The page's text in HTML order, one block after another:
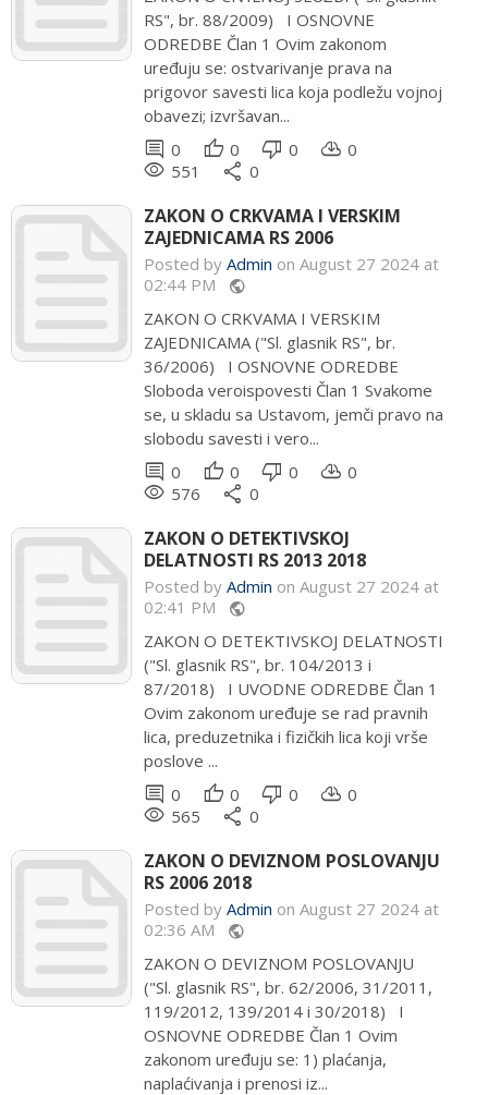
RS", br. 88/2009) I OSNOVNE
ODREDBE Član 1 Ovim zakonom
uređuju se: ostvarivanje prava na
prigovor savesti lica koja podležu vojnoj
obavezi; izvršavan...
comment 0 thumb_up 0 thumb_down 0 cloud_download 0
remove_red_eye 551 share 0
ZAKON O CRKVAMA I VERSKIM
ZAJEDNICAMA RS 2006
Posted by Admin on August 27 2024 at
02:44 PM public
ZAKON O CRKVAMA I VERSKIM
ZAJEDNICAMA ("Sl. glasnik RS", br.
36/2006) I OSNOVNE ODREDBE
Sloboda veroispovesti Član 1 Svakome
se, u skladu sa Ustavom, jemči pravo na
slobodu savesti i vero...
comment 0 thumb_up 0 thumb_down 0 cloud_download 0
remove_red_eye 576 share 0
ZAKON O DETEKTIVSKOJ
DELATNOSTI RS 2013 2018
Posted by Admin on August 27 2024 at
02:41 PM public
ZAKON O DETEKTIVSKOJ DELATNOSTI
("Sl. glasnik RS", br. 104/2013 i
87/2018) I UVODNE ODREDBE Član 1
Ovim zakonom uređuje se rad pravnih
lica, preduzetnika i fizičkih lica koji vrše
poslove ...
comment 0 thumb_up 0 thumb_down 0 cloud_download 0
remove_red_eye 565 share 0
ZAKON O DEVIZNOM POSLOVANJU
RS 2006 2018
Posted by Admin on August 27 2024 at
02:36 AM public
ZAKON O DEVIZNOM POSLOVANJU
("Sl. glasnik RS", br. 62/2006, 31/2011,
119/2012, 139/2014 i 30/2018) I
OSNOVNE ODREDBE Član 1 Ovim
zakonom uređuju se: 1) plaćanja,
naplaćivanja i prenosi iz...